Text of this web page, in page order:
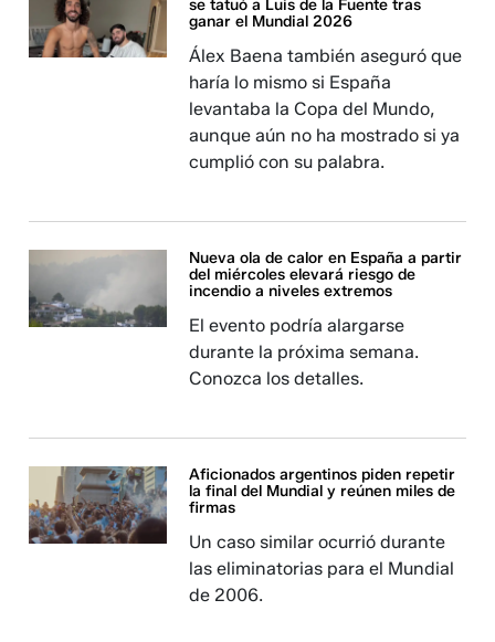
se tatuó a Luis de la Fuente tras
ganar el Mundial 2026
Álex Baena también aseguró que
haría lo mismo si España
levantaba la Copa del Mundo,
aunque aún no ha mostrado si ya
cumplió con su palabra.
Nueva ola de calor en España a partir
del miércoles elevará riesgo de
incendio a niveles extremos
El evento podría alargarse
durante la próxima semana.
Conozca los detalles.
Aficionados argentinos piden repetir
la final del Mundial y reúnen miles de
firmas
Un caso similar ocurrió durante
las eliminatorias para el Mundial
de 2006.